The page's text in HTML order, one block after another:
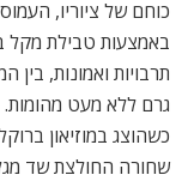
כוחם של ציוריו,
באמצעות טבילת מקל
תרבויות ואמונות,
גרם ללא מעט
שחורה החולצת שד